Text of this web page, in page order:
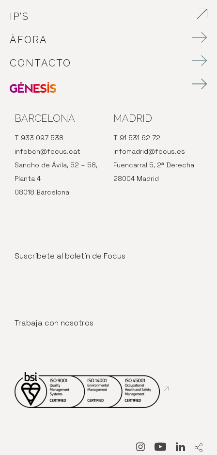
IP’S
ÀFORA
CONTACTO
BARCELONA
T 933 097 538
infobcn@focus.cat
Sancho de Ávila, 52 – 58,
Planta 4
08018 Barcelona
MADRID
T 91 531 62 72
infomadrid@focus.es
Fuencarral 5, 2ª Derecha
28004 Madrid
Suscríbete al boletín de Focus
Trabaja con nosotros
Abre en nueva
Abre en nueva
Abre en